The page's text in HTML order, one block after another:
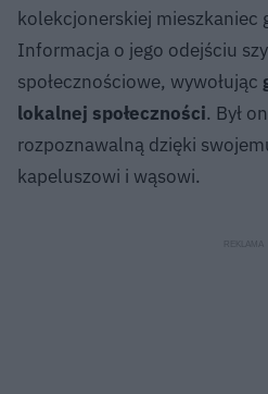
kolekcjonerskiej mieszkaniec
Informacja o jego odejściu
społecznościowe, wywołując
lokalnej społeczności. Był
rozpoznawalną dzięki
kapeluszowi i wąsowi.